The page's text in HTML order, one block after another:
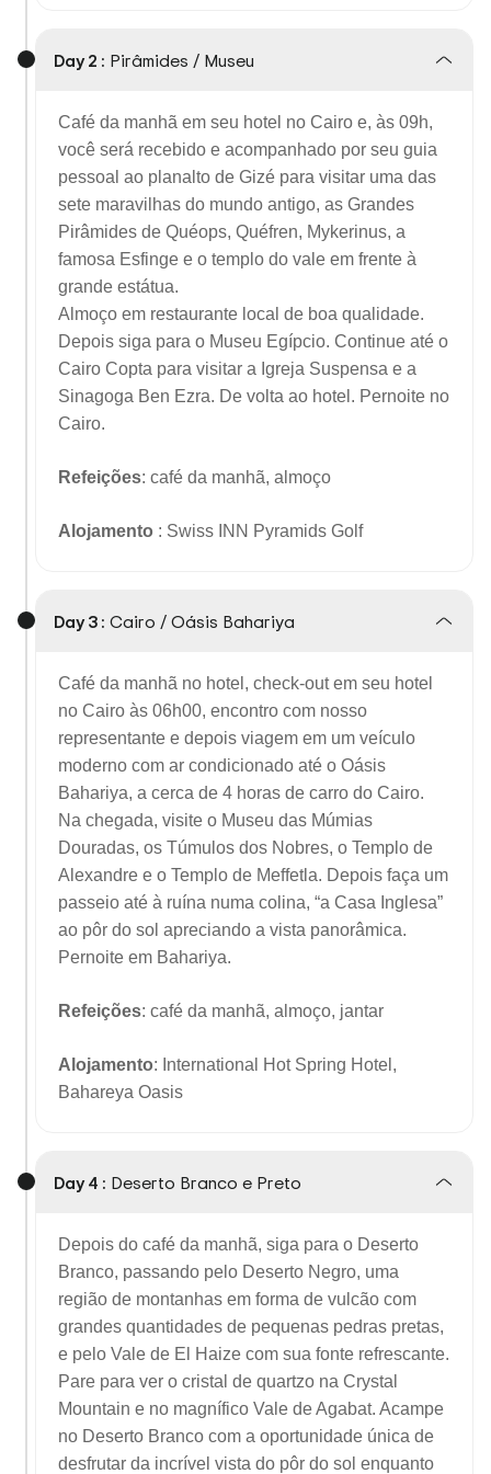
Day 2 : Pirâmides / Museu
Café da manhã em seu hotel no Cairo e, às 09h,
você será recebido e acompanhado por seu guia
pessoal ao planalto de Gizé para visitar uma das
sete maravilhas do mundo antigo, as Grandes
Pirâmides de Quéops, Quéfren, Mykerinus, a
famosa Esfinge e o templo do vale em frente à
grande estátua.
Almoço em restaurante local de boa qualidade.
Depois siga para o Museu Egípcio. Continue até o
Cairo Copta para visitar a Igreja Suspensa e a
Sinagoga Ben Ezra. De volta ao hotel. Pernoite no
Cairo.
Refeições: café da manhã, almoço
Alojamento : Swiss INN Pyramids Golf
Day 3 : Cairo / Oásis Bahariya
Café da manhã no hotel, check-out em seu hotel
no Cairo às 06h00, encontro com nosso
representante e depois viagem em um veículo
moderno com ar condicionado até o Oásis
Bahariya, a cerca de 4 horas de carro do Cairo.
Na chegada, visite o Museu das Múmias
Douradas, os Túmulos dos Nobres, o Templo de
Alexandre e o Templo de Meffetla. Depois faça um
passeio até à ruína numa colina, “a Casa Inglesa”
ao pôr do sol apreciando a vista panorâmica.
Pernoite em Bahariya.
Refeições: café da manhã, almoço, jantar
Alojamento: International Hot Spring Hotel,
Bahareya Oasis
Day 4 : Deserto Branco e Preto
Depois do café da manhã, siga para o Deserto
Branco, passando pelo Deserto Negro, uma
região de montanhas em forma de vulcão com
grandes quantidades de pequenas pedras pretas,
e pelo Vale de El Haize com sua fonte refrescante.
Pare para ver o cristal de quartzo na Crystal
Mountain e no magnífico Vale de Agabat. Acampe
no Deserto Branco com a oportunidade única de
desfrutar da incrível vista do pôr do sol enquanto